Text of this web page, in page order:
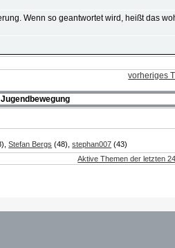
Wenn so geantwortet wird, heißt das
vorheriges
Stefan Bergs (48),stephan007 (43)
Aktive Themen der letzten